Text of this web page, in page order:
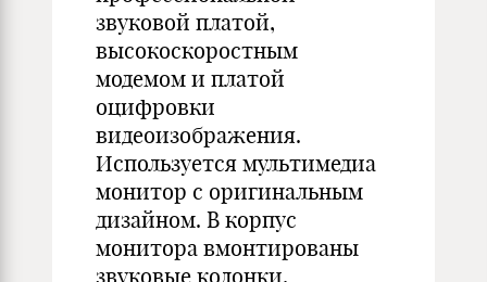
звуковой платой,
высокоскоростным
модемом и платой
оцифровки
видеоизображения.
Используется мультимедиа
монитор с оригинальным
дизайном. В корпус
монитора вмонтированы
звуковые колонки,